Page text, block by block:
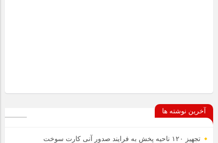
آخرین نوشته ها
تجهیز ۱۲۰ ناحیه پخش به فرایند صدور آنی کارت سوخت